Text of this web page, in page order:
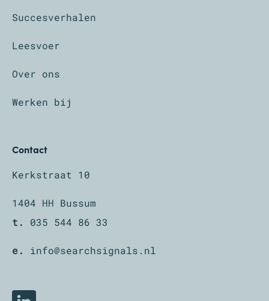
Succesverhalen
Leesvoer
Over ons
Werken bij
Contact
Kerkstraat 10
1404 HH Bussum
t.
035 544 86 33
e. info@searchsignals.nl